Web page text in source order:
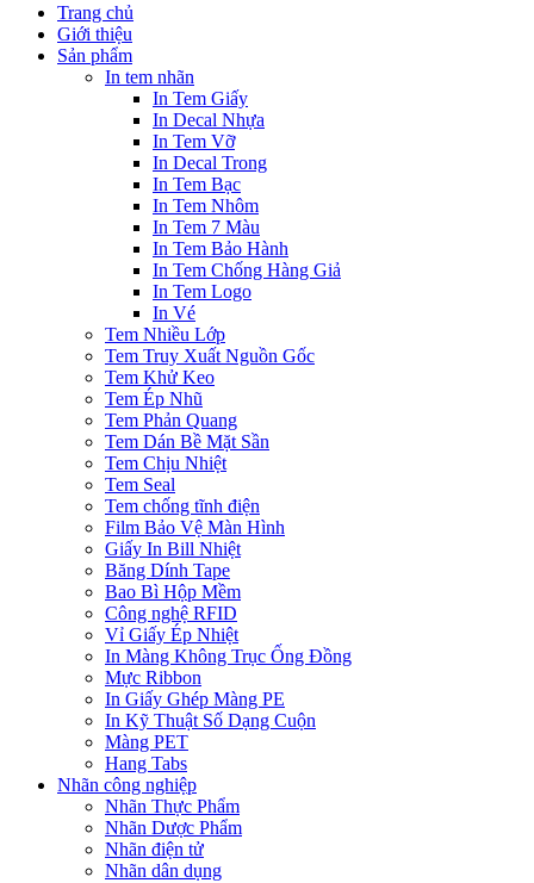
Trang chủ
Giới thiệu
Sản phẩm
In tem nhãn
In Tem Giấy
In Decal Nhựa
In Tem Vỡ
In Decal Trong
In Tem Bạc
In Tem Nhôm
In Tem 7 Màu
In Tem Bảo Hành
In Tem Chống Hàng Giả
In Tem Logo
In Vé
Tem Nhiều Lớp
Tem Truy Xuất Nguồn Gốc
Tem Khử Keo
Tem Ép Nhũ
Tem Phản Quang
Tem Dán Bề Mặt Sần
Tem Chịu Nhiệt
Tem Seal
Tem chống tĩnh điện
Film Bảo Vệ Màn Hình
Giấy In Bill Nhiệt
Băng Dính Tape
Bao Bì Hộp Mềm
Công nghệ RFID
Vỉ Giấy Ép Nhiệt
In Màng Không Trục Ống Đồng
Mực Ribbon
In Giấy Ghép Màng PE
In Kỹ Thuật Số Dạng Cuộn
Màng PET
Hang Tabs
Nhãn công nghiệp
Nhãn Thực Phẩm
Nhãn Dược Phẩm
Nhãn điện tử
Nhãn dân dụng